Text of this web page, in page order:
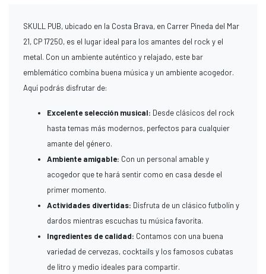
SKULL PUB, ubicado en la Costa Brava, en Carrer Pineda del Mar
21, CP 17250, es el lugar ideal para los amantes del rock y el
metal. Con un ambiente auténtico y relajado, este bar
emblemático combina buena música y un ambiente acogedor.
Aquí podrás disfrutar de:
Excelente selección musical: Desde clásicos del rock
hasta temas más modernos, perfectos para cualquier
amante del género.
Ambiente amigable: Con un personal amable y
acogedor que te hará sentir como en casa desde el
primer momento.
Actividades divertidas: Disfruta de un clásico futbolín y
dardos mientras escuchas tu música favorita.
Ingredientes de calidad: Contamos con una buena
variedad de cervezas, cocktails y los famosos cubatas
de litro y medio ideales para compartir.